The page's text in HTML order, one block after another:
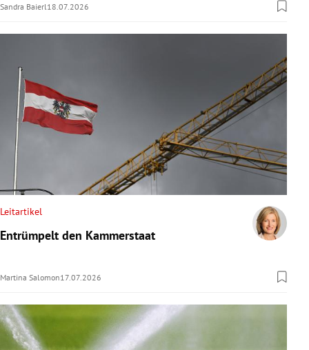
Sandra Baierl 18.07.2026
Leitartikel
Entrümpelt den Kammerstaat
Martina Salomon17.07.2026